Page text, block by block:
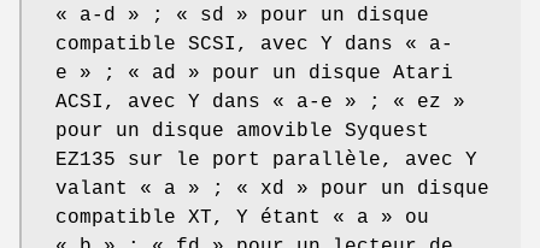
« a-d » ; « sd » pour un disque
compatible SCSI, avec Y dans « a-
e » ; « ad » pour un disque Atari
ACSI, avec Y dans « a-e » ; « ez »
pour un disque amovible Syquest
EZ135 sur le port parallèle, avec Y
valant « a » ; « xd » pour un disque
compatible XT, Y étant « a » ou